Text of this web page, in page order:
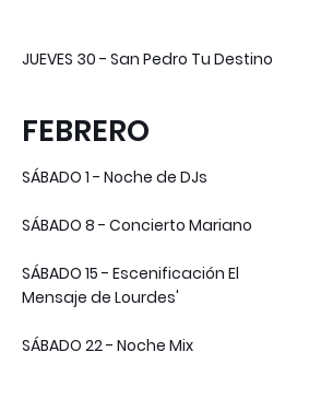
JUEVES 30 - San Pedro Tu Destino
FEBRERO
SÁBADO 1 - Noche de DJs
SÁBADO 8 - Concierto Mariano
SÁBADO 15 - Escenificación El
Mensaje de Lourdes'
SÁBADO 22 - Noche Mix